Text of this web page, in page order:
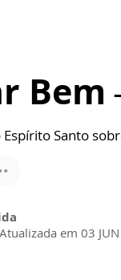
Bem
Santo
em 03